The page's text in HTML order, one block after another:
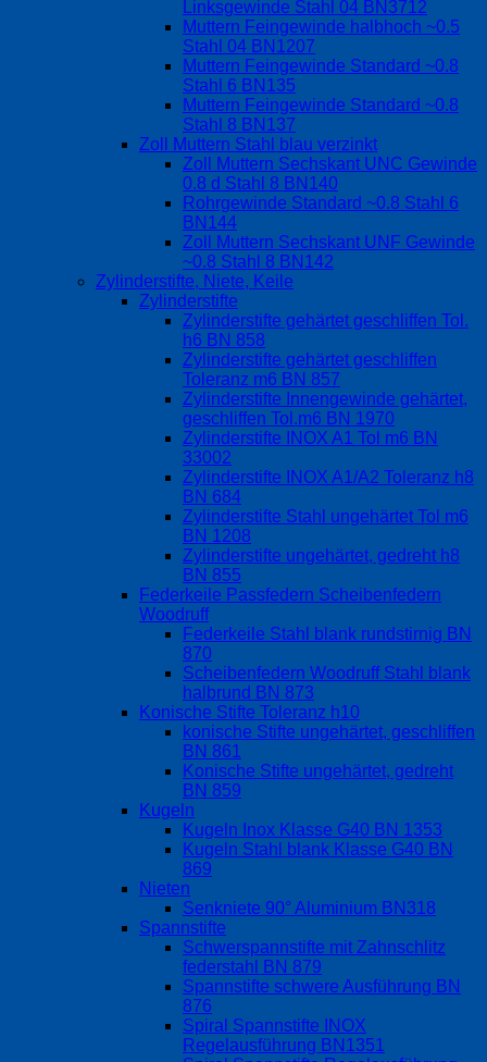
Linksgewinde Stahl 04 BN3712
Muttern Feingewinde halbhoch ~0.5
Stahl 04 BN1207
Muttern Feingewinde Standard ~0.8
Stahl 6 BN135
Muttern Feingewinde Standard ~0.8
Stahl 8 BN137
Zoll Muttern Stahl blau verzinkt
Zoll Muttern Sechskant UNC Gewinde
0.8 d Stahl 8 BN140
Rohrgewinde Standard ~0.8 Stahl 6
BN144
Zoll Muttern Sechskant UNF Gewinde
~0.8 Stahl 8 BN142
Zylinderstifte, Niete, Keile
Zylinderstifte
Zylinderstifte gehärtet geschliffen Tol.
h6 BN 858
Zylinderstifte gehärtet geschliffen
Toleranz m6 BN 857
Zylinderstifte Innengewinde gehärtet,
geschliffen Tol.m6 BN 1970
Zylinderstifte INOX A1 Tol m6 BN
33002
Zylinderstifte INOX A1/A2 Toleranz h8
BN 684
Zylinderstifte Stahl ungehärtet Tol m6
BN 1208
Zylinderstifte ungehärtet, gedreht h8
BN 855
Federkeile Passfedern Scheibenfedern
Woodruff
Federkeile Stahl blank rundstirnig BN
870
Scheibenfedern Woodruff Stahl blank
halbrund BN 873
Konische Stifte Toleranz h10
konische Stifte ungehärtet, geschliffen
BN 861
Konische Stifte ungehärtet, gedreht
BN 859
Kugeln
Kugeln Inox Klasse G40 BN 1353
Kugeln Stahl blank Klasse G40 BN
869
Nieten
Senkniete 90° Aluminium BN318
Spannstifte
Schwerspannstifte mit Zahnschlitz
federstahl BN 879
Spannstifte schwere Ausführung BN
876
Spiral Spannstifte INOX
Regelausführung BN1351